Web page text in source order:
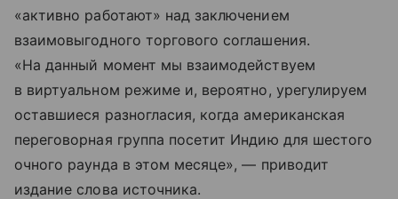
«активно работают» над заключением
взаимовыгодного торгового соглашения.
«На данный момент мы взаимодействуем
в виртуальном режиме и, вероятно, урегулируем
оставшиеся разногласия, когда американская
переговорная группа посетит Индию для шестого
очного раунда в этом месяце», — приводит
издание слова источника.